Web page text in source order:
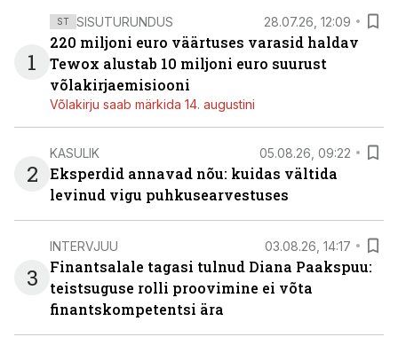
1
ST SISUTURUNDUS 28.07.26, 12:09
220 miljoni euro väärtuses varasid haldav
Tewox alustab 10 miljoni euro suurust
võlakirjaemisiooni
Võlakirju saab märkida 14. augustini
2
KASULIK 05.08.26, 09:22
Eksperdid annavad nõu: kuidas vältida
levinud vigu puhkusearvestuses
3
INTERVJUU 03.08.26, 14:17
Finantsalale tagasi tulnud Diana Paakspuu:
teistsuguse rolli proovimine ei võta
finantskompetentsi ära